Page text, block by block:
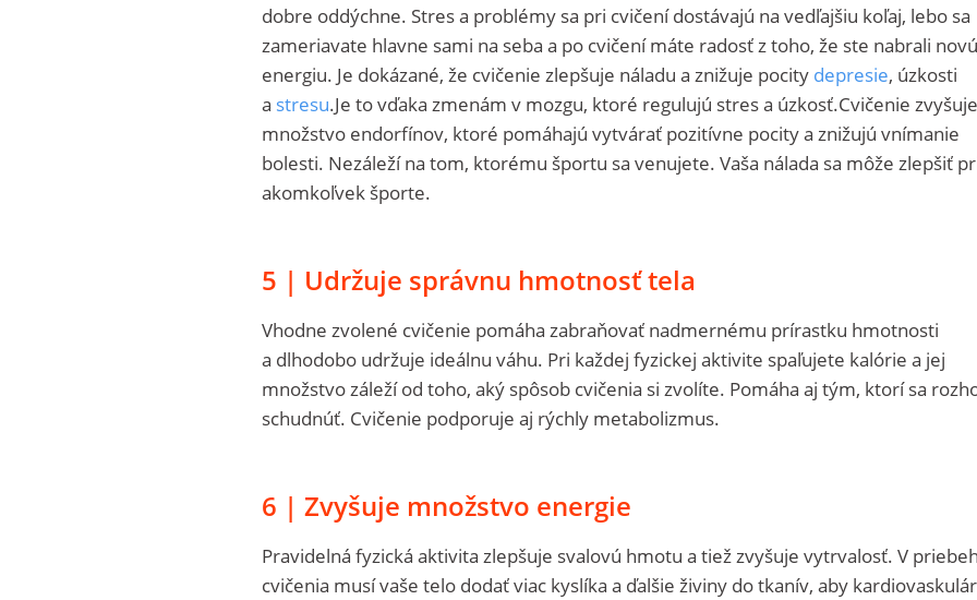
dobre oddýchne. Stres a problémy sa pri cvičení dostávajú na vedľajšiu koľaj, lebo sa
zameriavate hlavne sami na seba a po cvičení máte radosť z toho, že ste nabrali novú
energiu. Je dokázané, že cvičenie zlepšuje náladu a znižuje pocity depresie, úzkosti
a stresu.Je to vďaka zmenám v mozgu, ktoré regulujú stres a úzkosť.Cvičenie zvyšuje
množstvo endorfínov, ktoré pomáhajú vytvárať pozitívne pocity a znižujú vnímanie
bolesti. Nezáleží na tom, ktorému športu sa venujete. Vaša nálada sa môže zlepšiť
akomkoľvek športe.
5 | Udržuje správnu hmotnosť tela
Vhodne zvolené cvičenie pomáha zabraňovať nadmernému prírastku hmotnosti
a dlhodobo udržuje ideálnu váhu. Pri každej fyzickej aktivite spaľujete kalórie a jej
množstvo záleží od toho, aký spôsob cvičenia si zvolíte. Pomáha aj tým, ktorí sa
schudnúť. Cvičenie podporuje aj rýchly metabolizmus.
6 | Zvyšuje množstvo energie
Pravidelná fyzická aktivita zlepšuje svalovú hmotu a tiež zvyšuje vytrvalosť. V
cvičenia musí vaše telo dodať viac kyslíka a ďalšie živiny do tkanív, aby